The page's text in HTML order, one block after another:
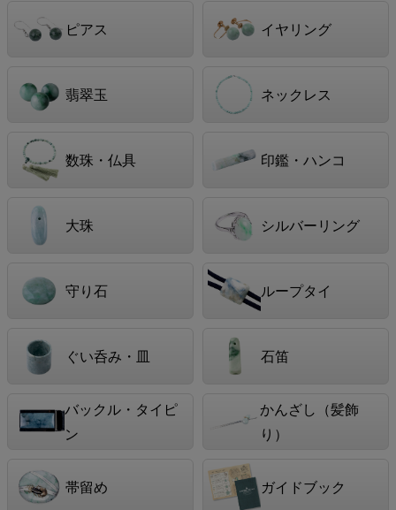
ピアス イヤリング
翡翠玉 ネックレス
数珠・仏具 印鑑・ハンコ
大珠 シルバーリング
守り石 ループタイ
ぐい呑み・皿 石笛
バックル・タイピ
ン
かんざし（髪飾
り）
帯留め ガイドブック